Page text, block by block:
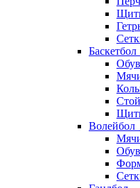
Баскетбол
Волейбол